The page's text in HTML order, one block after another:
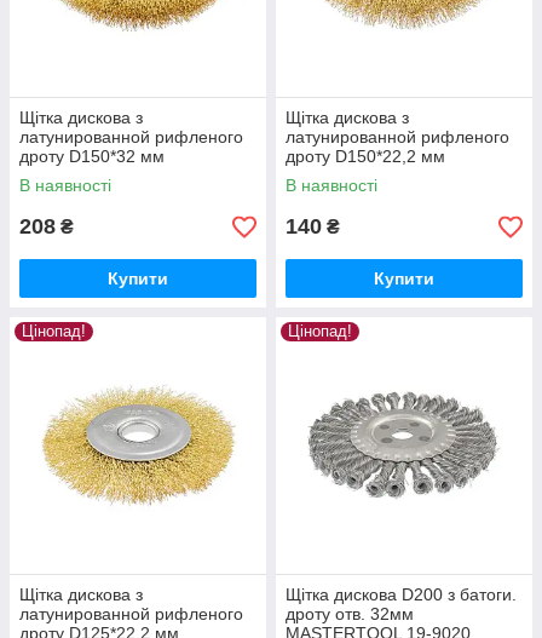
Щітка дискова з
латунированной рифленого
дроту D150*32 мм
MASTERTOOL 19-9215
В наявності
208 ₴
Купити
Щітка дискова з
латунированной рифленого
дроту D150*22,2 мм
MASTERTOOL 19-9115
В наявності
140 ₴
Купити
Цінопад!
Щітка дискова з
латунированной рифленого
дроту D125*22,2 мм
Цінопад!
Щітка дискова D200 з батоги.
дроту отв. 32мм
MASTERTOOL 19-9020